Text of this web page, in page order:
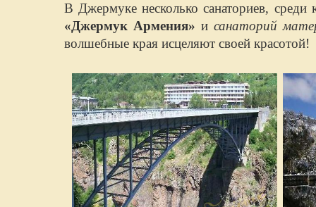
В Джермуке несколько санаториев,
«Джермук Армения» и санаторий
волшебные края исцеляют своей красотой!